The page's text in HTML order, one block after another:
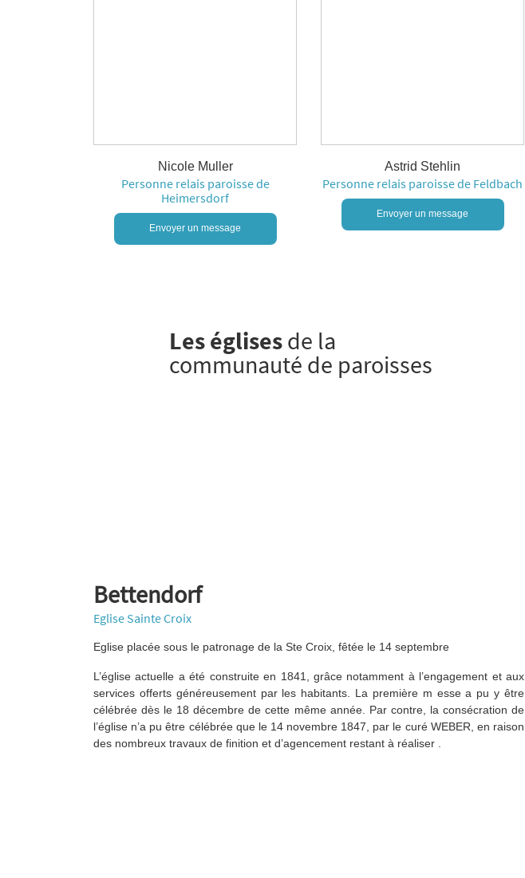
Nicole Muller
Personne relais paroisse de
Heimersdorf
Envoyer un message
Astrid Stehlin
Personne relais paroisse de Feldbach
Envoyer un message
Les églisesde la
communauté de paroisses
Bettendorf
Eglise Sainte Croix
Eglise placée sous le patronage de la Ste Croix, fêtée le 14 septembre
L’église actuelle a été construite en 1841, grâce notamment à l’engagement et aux
services offerts généreusement par les habitants. La première m esse a pu y être
célébrée dès le 18 décembre de cette même année. Par contre, la consécration de
l’église n’a pu être célébrée que le 14 novembre 1847, par le curé WEBER, en raison
des nombreux travaux de finition et d’agencement restant à réaliser .